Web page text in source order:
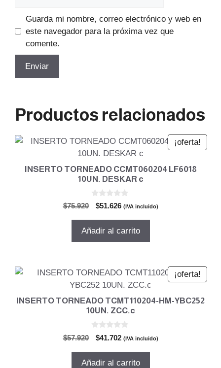
Guarda mi nombre, correo electrónico y web en
este navegador para la próxima vez que
comente.
Productos relacionados
¡oferta!
INSERTO TORNEADO CCMT060204 LF6018
10UN. DESKAR c
$75.920
El
original
$51.626El
actual
(IVA incluido)
Añadir al carrito
¡oferta!
INSERTO TORNEADO TCMT110204-HM-YBC252
10UN. ZCC.c
$57.920
El
original
$41.702El
actual
(IVA incluido)
Añadir al carrito